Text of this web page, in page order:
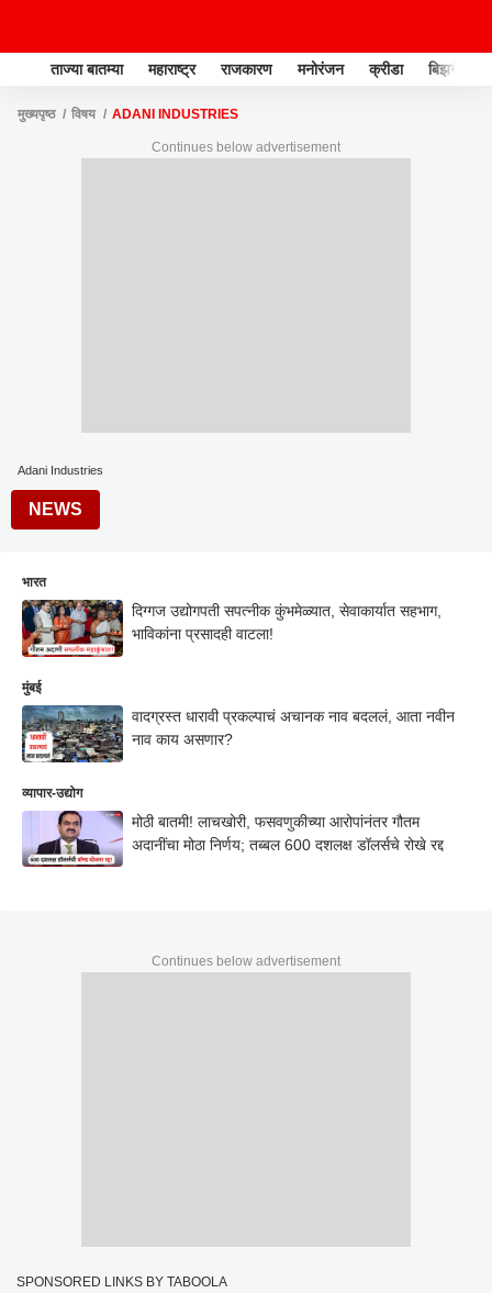
ताज्या बातम्या महाराष्ट्र राजकारण मनोरंजन क्रीडा बिझनेस
मुख्यपृष्ठ विषय ADANI INDUSTRIES
Continues below advertisement
Adani Industries
NEWS
भारत
दिग्गज उद्योगपती सपत्नीक कुंभमेळ्यात, सेवाकार्यात सहभाग,
भाविकांना प्रसादही वाटला!
मुंबई
वादग्रस्त धारावी प्रकल्पाचं अचानक नाव बदललं, आता नवीन
नाव काय असणार?
व्यापार-उद्योग
मोठी बातमी! लाचखोरी, फसवणुकीच्या आरोपांनंतर गौतम
अदानींचा मोठा निर्णय; तब्बल 600 दशलक्ष डॉलर्सचे रोखे रद्द
Continues below advertisement
SPONSORED LINKS BY TABOOLA